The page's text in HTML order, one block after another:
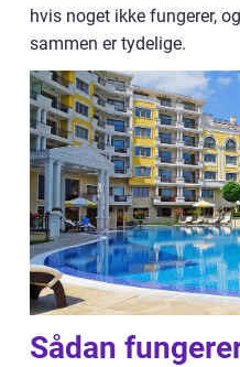
hvis noget ikke fungerer,
sammen er tydelige.
Sådan